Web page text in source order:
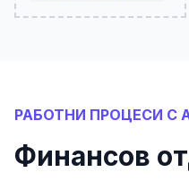
РАБОТНИ ПРОЦЕСИ С
Финансов